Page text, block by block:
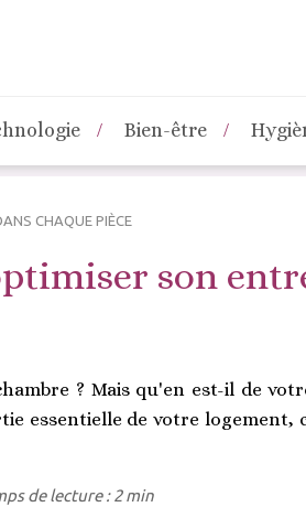
Bien-être
CHAQUE PIÈCE
son
? Mais qu'en est-il de
essentielle de votre
de lecture : 2 min